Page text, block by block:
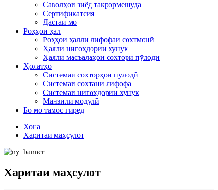
Саволҳои зиёд такрормешуда
Сертификатсия
Дастаи мо
Роҳҳои ҳал
Роҳҳои ҳалли лифофаи сохтмонӣ
Ҳалли нигоҳдории хунук
Ҳалли масъалаҳои сохтори пӯлодӣ
Ҳолатҳо
Системаи сохторҳои пӯлодӣ
Системаи сохтани лифофа
Системаи нигоҳдории хунук
Манзили модулӣ
Бо мо тамос гиред
Хона
Харитаи маҳсулот
Харитаи маҳсулот